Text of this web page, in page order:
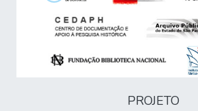
PROJETO